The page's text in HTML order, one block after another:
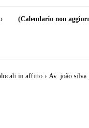
(Calendario non
in affitto › Av. joão silva